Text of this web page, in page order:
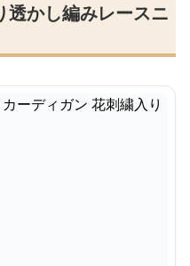
透かし編みレースニ